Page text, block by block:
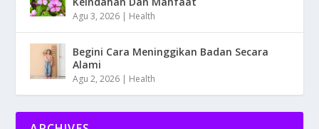
Agu 3, 2026 | Health
Begini Cara Meninggikan Badan Secara
Alami
Agu 2, 2026 | Health